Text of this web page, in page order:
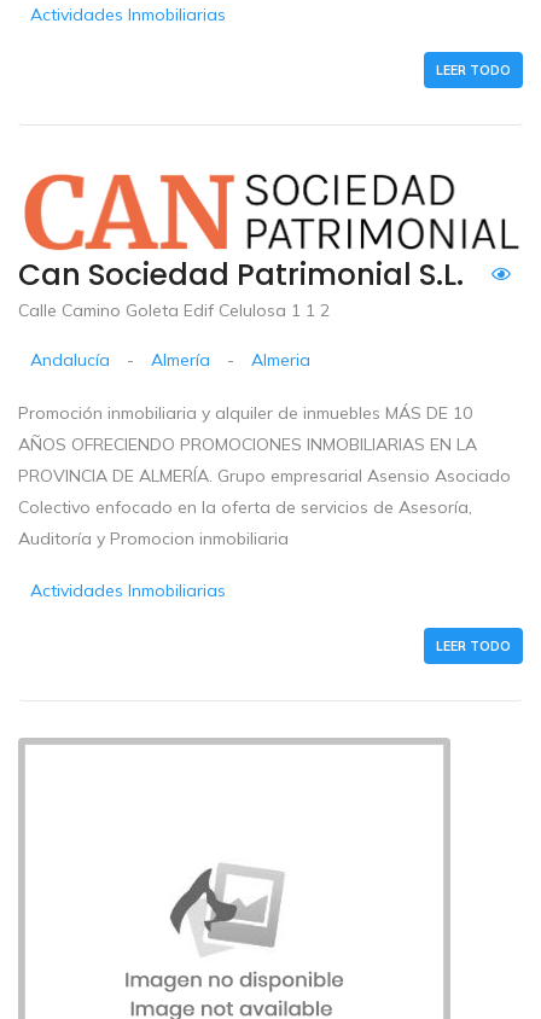
Actividades Inmobiliarias
LEER TODO
Can Sociedad Patrimonial S.L.
Calle Camino Goleta Edif Celulosa 1 1 2
Andalucía - Almería - Almeria
Promoción inmobiliaria y alquiler de inmuebles MÁS DE 10
AÑOS OFRECIENDO PROMOCIONES INMOBILIARIAS EN LA
PROVINCIA DE ALMERÍA. Grupo empresarial Asensio Asociado
Colectivo enfocado en la oferta de servicios de Asesoría,
Auditoría y Promocion inmobiliaria
Actividades Inmobiliarias
LEER TODO